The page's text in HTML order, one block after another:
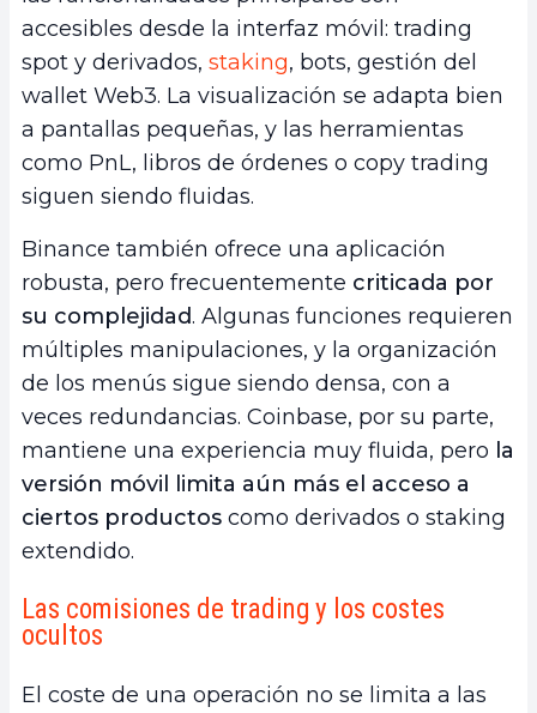
accesibles desde la interfaz móvil: trading
spot y derivados, staking, bots, gestión del
wallet Web3. La visualización se adapta bien
a pantallas pequeñas, y las herramientas
como PnL, libros de órdenes o copy trading
siguen siendo fluidas.
Binance también ofrece una aplicación
robusta, pero frecuentemente criticada por
su complejidad. Algunas funciones requieren
múltiples manipulaciones, y la organización
de los menús sigue siendo densa, con a
veces redundancias. Coinbase, por su parte,
mantiene una experiencia muy fluida, pero la
versión móvil limita aún más el acceso a
ciertos productos como derivados o staking
extendido.
Las comisiones de trading y los costes
ocultos
El coste de una operación no se limita a las